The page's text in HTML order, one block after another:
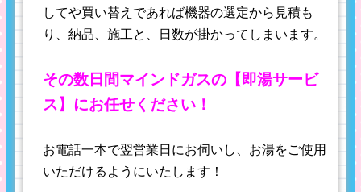
してや買い替えであれば機器の選定から見積も
り、納品、施工と、日数が掛かってしまいます。
その数日間マインドガスの【即湯サービ
ス】にお任せください！
お電話一本で翌営業日にお伺いし、お湯をご使用
いただけるようにいたします！